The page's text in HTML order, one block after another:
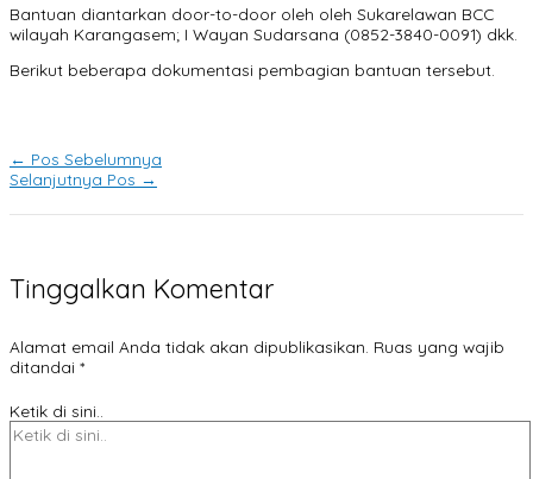
Bantuan diantarkan door-to-door oleh oleh Sukarelawan BCC
wilayah Karangasem; I Wayan Sudarsana (0852-3840-0091) dkk.
Berikut beberapa dokumentasi pembagian bantuan tersebut.
← Pos Sebelumnya
Selanjutnya Pos →
Tinggalkan Komentar
Alamat email Anda tidak akan dipublikasikan. Ruas yang wajib
ditandai *
Ketik di sini..